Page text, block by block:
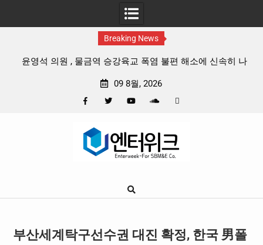
Breaking News
윤영석 의원 , 물금역 승강육교 폭염 불편 해소에 신속히 나
09 8월, 2026
Google
부산세계탁구선수권 대진 확정, 한국 男폴